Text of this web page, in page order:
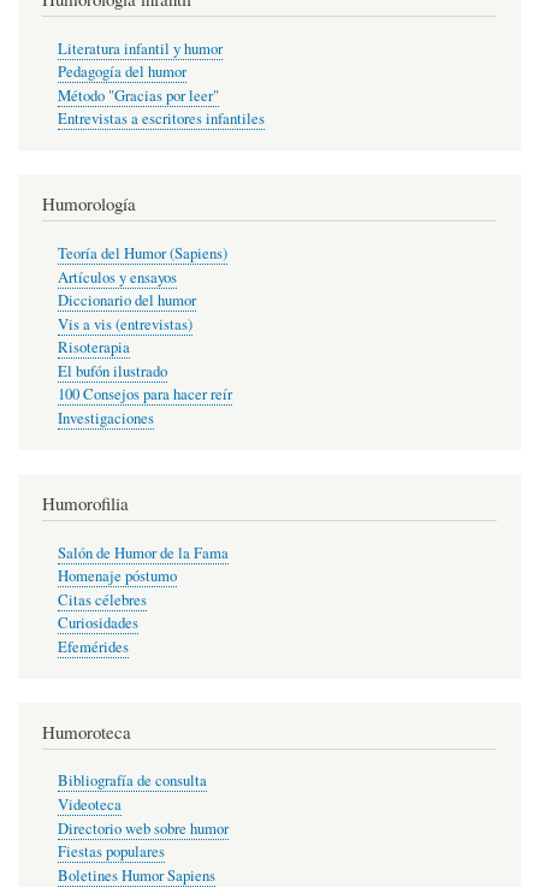
Literatura infantil y humor
Pedagogía del humor
Método "Gracias por leer"
Entrevistas a escritores infantiles
Humorología
Teoría del Humor (Sapiens)
Artículos y ensayos
Diccionario del humor
Vis a vis (entrevistas)
Risoterapia
El bufón ilustrado
100 Consejos para hacer reír
Investigaciones
Humorofilia
Salón de Humor de la Fama
Homenaje póstumo
Citas célebres
Curiosidades
Efemérides
Humoroteca
Bibliografía de consulta
Videoteca
Directorio web sobre humor
Fiestas populares
Boletines Humor Sapiens